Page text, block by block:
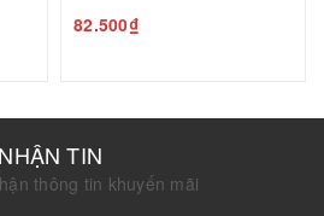
82.500₫
TIN
thông tin khuyến mãi